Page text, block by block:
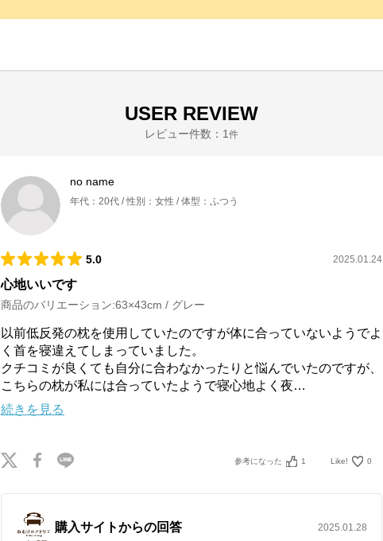
USER REVIEW
レビュー件数： 1 件
no name
年代 ： 20代 性別 ： 女性 体型 ： ふつう
5.0 2025.01.24
心地いいです
商品のバリエーション:63×43cm / グレー
以前低反発の枕を使用していたのですが体に合っていないようでよ
く首を寝違えてしまっていました。
クチコミが良くても自分に合わなかったりと悩んでいたのですが、
こちらの枕が私には合っていたようで寝心地よく夜…
続きを見る
参考になった 1 Like! 0
購入サイトからの回答 2025.01.28